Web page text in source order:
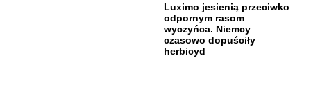
Luximo jesienią przeciwko
odpornym rasom
wyczyńca. Niemcy
czasowo dopuściły
herbicyd